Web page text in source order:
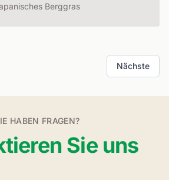
Berggras
Nächste
HABEN FRAGEN?
Sie uns